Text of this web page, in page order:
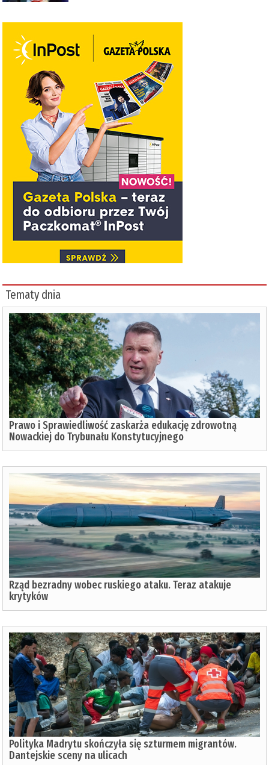
Tematy dnia
Prawo i Sprawiedliwość zaskarża edukację zdrowotną
Nowackiej do Trybunału Konstytucyjnego
Rząd bezradny wobec ruskiego ataku. Teraz atakuje
krytyków
Polityka Madrytu skończyła się szturmem migrantów.
Dantejskie sceny na ulicach